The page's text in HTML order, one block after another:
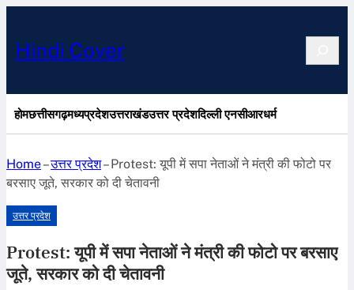
Hindi Cover
होमछत्तीसगढ़मध्यप्रदेशउत्तराखंडउत्तर प्रदेशदिल्ली एनसीआरधर्म
Home–उत्तर प्रदेश–Protest: यूपी में सपा नेताओं ने मंत्री की फोटो पर
बरसाए जूते, सरकार को दी चेतावनी
उत्तर प्रदेश
Protest: यूपी में सपा नेताओं ने मंत्री की फोटो पर बरसाए
जूते, सरकार को दी चेतावनी